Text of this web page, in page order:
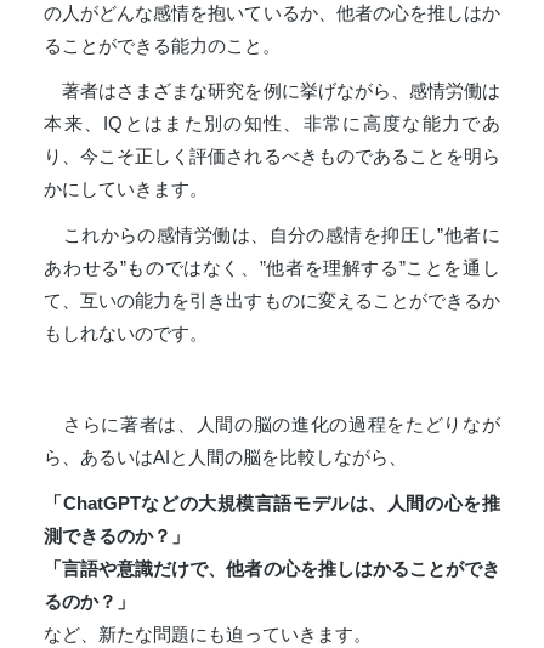
の人がどんな感情を抱いているか、他者の心を推しはか
ることができる能力のこと。
著者はさまざまな研究を例に挙げながら、感情労働は
本来、IQとはまた別の知性、非常に高度な能力であ
り、今こそ正しく評価されるべきものであることを明ら
かにしていきます。
これからの感情労働は、自分の感情を抑圧し”他者に
あわせる”ものではなく、”他者を理解する”ことを通し
て、互いの能力を引き出すものに変えることができるか
もしれないのです。
さらに著者は、人間の脳の進化の過程をたどりなが
ら、あるいはAIと人間の脳を比較しながら、
「ChatGPTなどの大規模言語モデルは、人間の心を推
測できるのか？」
「言語や意識だけで、他者の心を推しはかることができ
るのか？」
など、新たな問題にも迫っていきます。